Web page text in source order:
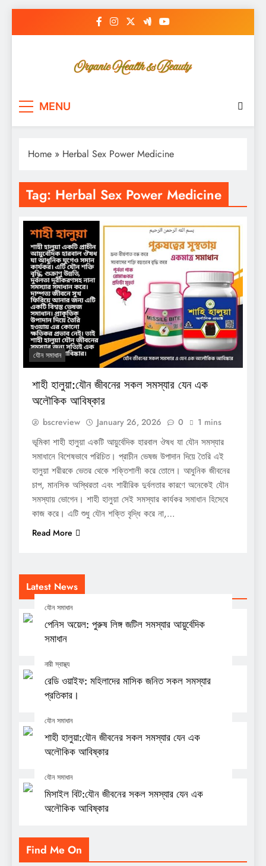
MENU
Latest News
যৌন সমাধান
পেনিস অয়েল: পুরুষ লিঙ্গ জটিল সমস্যার আয়ুর্বেদিক
সমাধান
নারী স্বাস্থ্য
রেডি ওয়াইফ: মহিলাদের মাসিক জনিত সকল সমস্যার
প্রতিকার।
যৌন সমাধান
শাহী হালুয়া:যৌন জীবনের সকল সমস্যার যেন এক
অলৌকিক আবিষ্কার
যৌন সমাধান
মিসাইল বিট:যৌন জীবনের সকল সমস্যার যেন এক
অলৌকিক আবিষ্কার
Home » Herbal Sex Power Medicine
Tag: Herbal Sex Power Medicine
যৌন সমাধান
শাহী হালুয়া:যৌন জীবনের সকল সমস্যার যেন এক
অলৌকিক আবিষ্কার
bscreview January 26, 2026 0 1 mins
ভূমিকা শাহী হালুয়া একটি আয়ুর্বেদিক হারবাল ঔষধ যা যৌন সমস্যার
সমাধানে বিশেষভাবে পরিচিত। প্রাচীন ভেষজ উপাদান দিয়ে তৈরি এই
হালুয়া শরীরকে ভেতর থেকে শক্তিশালী করে তোলে। আধুনিক জীবনের
চাপ, মানসিক অস্থিরতা এবং শারীরিক দুর্বলতার কারণে অনেকেই যৌন
সমস্যায় ভোগেন। শাহী হালুয়া সেই সমস্যার কার্যকর সমাধান হিসেবে
কাজ করে। এটি শুধু যৌন শক্তি বৃদ্ধি করে না,…
Read More
Find Me On